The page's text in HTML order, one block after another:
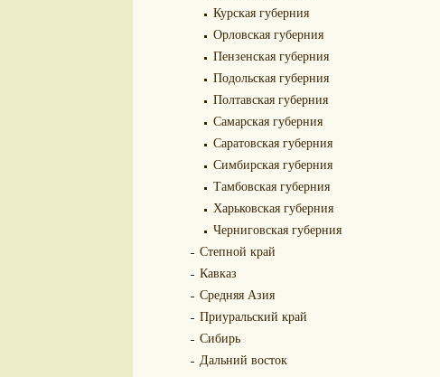
Курская губерния
Орловская губерния
Пензенская губерния
Подольская губерния
Полтавская губерния
Самарская губерния
Саратовская губерния
Симбирская губерния
Тамбовская губерния
Харьковская губерния
Черниговская губерния
Степной край
Кавказ
Средняя Азия
Приуральский край
Сибирь
Дальний восток